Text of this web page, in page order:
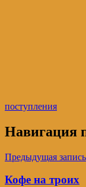
поступления
Навигация
Предыдущая запись
Кофе на троих